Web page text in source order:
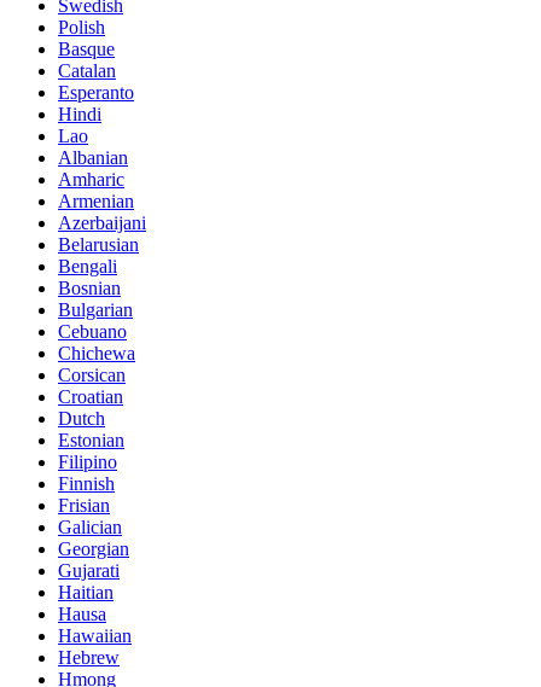
Swedish
Polish
Basque
Catalan
Esperanto
Hindi
Lao
Albanian
Amharic
Armenian
Azerbaijani
Belarusian
Bengali
Bosnian
Bulgarian
Cebuano
Chichewa
Corsican
Croatian
Dutch
Estonian
Filipino
Finnish
Frisian
Galician
Georgian
Gujarati
Haitian
Hausa
Hawaiian
Hebrew
Hmong